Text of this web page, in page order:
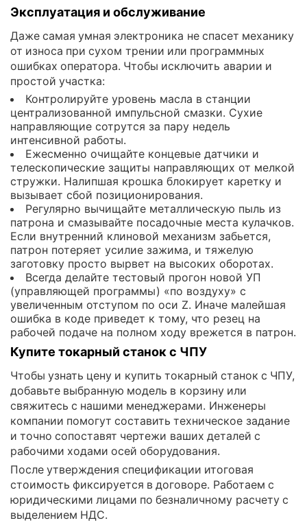
Эксплуатация и обслуживание
Даже самая умная электроника не спасет механику
от износа при сухом трении или программных
ошибках оператора. Чтобы исключить аварии и
простой участка:
Контролируйте уровень масла в станции
централизованной импульсной смазки. Сухие
направляющие сотрутся за пару недель
интенсивной работы.
Ежесменно очищайте концевые датчики и
телескопические защиты направляющих от мелкой
стружки. Налипшая крошка блокирует каретку и
вызывает сбой позиционирования.
Регулярно вычищайте металлическую пыль из
патрона и смазывайте посадочные места кулачков.
Если внутренний клиновой механизм забьется,
патрон потеряет усилие зажима, и тяжелую
заготовку просто вырвет на высоких оборотах.
Всегда делайте тестовый прогон новой УП
(управляющей программы) «по воздуху» с
увеличенным отступом по оси Z. Иначе малейшая
ошибка в коде приведет к тому, что резец на
рабочей подаче на полном ходу врежется в патрон.
Купите токарный станок с ЧПУ
Чтобы узнать цену и купить токарный станок с ЧПУ,
добавьте выбранную модель в корзину или
свяжитесь с нашими менеджерами. Инженеры
компании помогут составить техническое задание
и точно сопоставят чертежи ваших деталей с
рабочими ходами осей оборудования.
После утверждения спецификации итоговая
стоимость фиксируется в договоре. Работаем с
юридическими лицами по безналичному расчету с
выделением НДС.